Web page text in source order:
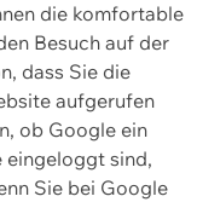
die komfortable
Besuch auf der
dass Sie die
aufgerufen
ob Google ein
eingeloggt sind,
Sie bei Google